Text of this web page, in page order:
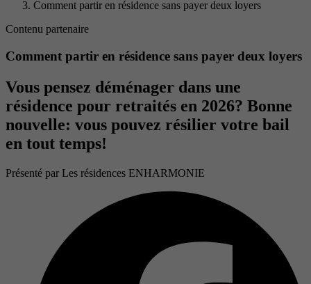
Comment partir en résidence sans payer deux loyers
Contenu partenaire
Comment partir en résidence sans payer deux loyers
Vous pensez déménager dans une
résidence pour retraités en 2026? Bonne
nouvelle: vous pouvez résilier votre bail
en tout temps!
Présenté par Les résidences ENHARMONIE